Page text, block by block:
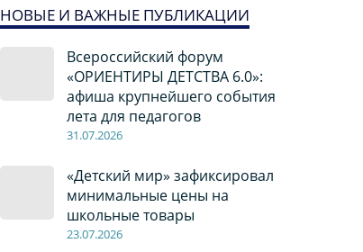
НОВЫЕ И ВАЖНЫЕ ПУБЛИКАЦИИ
Всероссийский форум
«ОРИЕНТИРЫ ДЕТСТВА 6.0»:
афиша крупнейшего события
лета для педагогов
31.07.2026
«Детский мир» зафиксировал
минимальные цены на
школьные товары
23.07.2026